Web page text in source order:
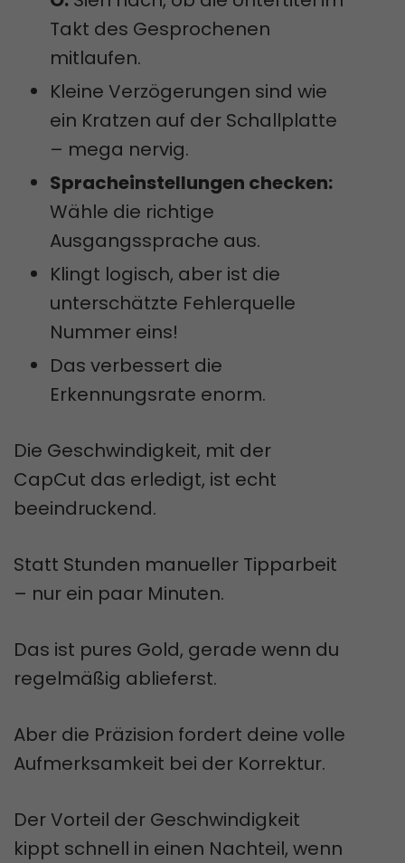
Takt des Gesprochenen
mitlaufen.
Kleine Verzögerungen sind wie
ein Kratzen auf der Schallplatte
– mega nervig.
Spracheinstellungen checken:
Wähle die richtige
Ausgangssprache aus.
Klingt logisch, aber ist die
unterschätzte Fehlerquelle
Nummer eins!
Das verbessert die
Erkennungsrate enorm.
Die Geschwindigkeit, mit der
CapCut das erledigt, ist echt
beeindruckend.
Statt Stunden manueller Tipparbeit
– nur ein paar Minuten.
Das ist pures Gold, gerade wenn du
regelmäßig ablieferst.
Aber die Präzision fordert deine volle
Aufmerksamkeit bei der Korrektur.
Der Vorteil der Geschwindigkeit
kippt schnell in einen Nachteil, wenn